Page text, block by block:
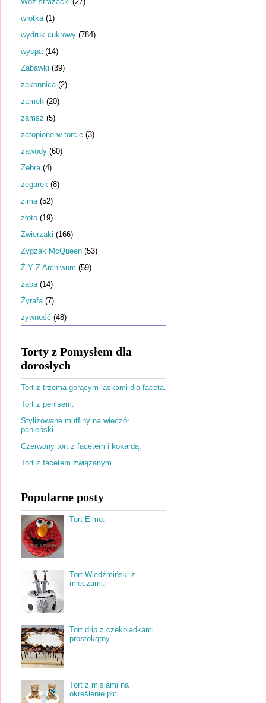
wrotka (1)
wydruk cukrowy (784)
wyspa (14)
Zabawki (39)
zakonnica (2)
zamek (20)
zamsz (5)
zatopione w torcie (3)
zawody (60)
Zebra (4)
zegarek (8)
zima (52)
złoto (19)
Zwierzaki (166)
Zygzak McQueen (53)
Ż Y Z Archiwum (59)
żaba (14)
Żyrafa (7)
żywność (48)
Torty z Pomysłem dla
dorosłych
Tort z trzema gorącym laskami dla faceta.
Tort z penisem.
Stylizowane muffiny na wieczór
panieński.
Czerwony tort z facetem i kokardą.
Tort z facetem związanym.
Popularne posty
Tort Elmo.
Tort Wiedźmiński z
mieczami.
Tort drip z czekoladkami
prostokątny.
Tort z misiami na
określenie płci